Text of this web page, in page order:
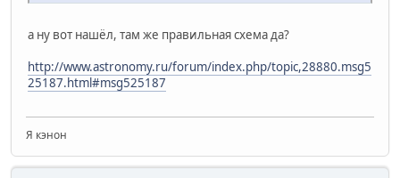
а ну вот нашёл, там же правильная схема да?
http://www.astronomy.ru/forum/index.php/topic,28880.msg5
25187.html#msg525187
Я кэнон